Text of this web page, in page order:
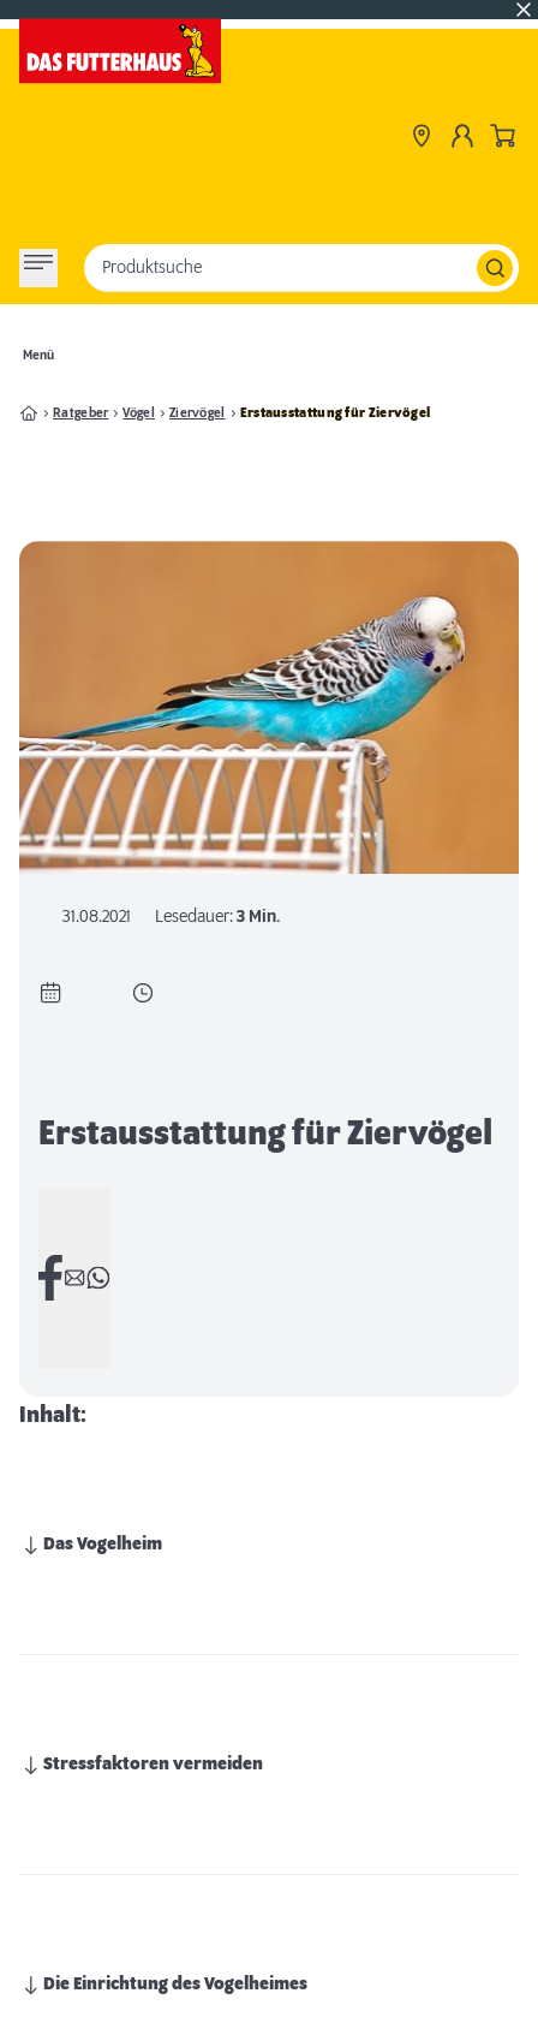
Menü
Produktsuche
Ratgeber Vögel Ziervögel Erstausstattung für Ziervögel
31.08.2021 Lesedauer:3 Min.
Erstausstattung für Ziervögel
Inhalt:
Das Vogelheim
Stressfaktoren vermeiden
Die Einrichtung des Vogelheimes